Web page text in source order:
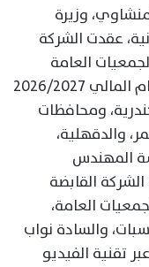
وزيرة
عقدت الشركة
العامة
العادية لاعتماد الموازنة التقديرية للعام المالي 2026/2027
ومحافظات
والدقهلية،
المهندس
القابضة
العامة،
والسادة نواب
تقنية الفيديو